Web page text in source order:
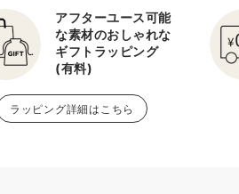
アフターユース可能
な素材のおしゃれな
ギフトラッピング
(有料)
ラッピング詳細はこちら